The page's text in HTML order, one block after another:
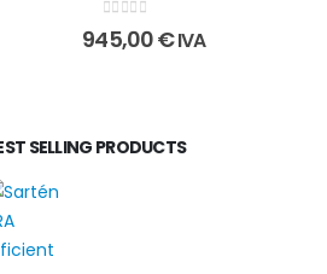
0 out of 5
945,00€IVA
SELLING PRODUCTS